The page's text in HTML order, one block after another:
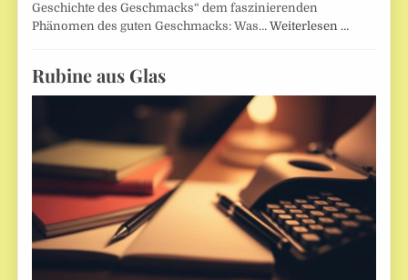
Geschichte des Geschmacks“ dem faszinierenden
Phänomen des guten Geschmacks: Was…Weiterlesen …
Rubine aus Glas